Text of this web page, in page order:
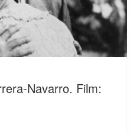
Navarro. Film: